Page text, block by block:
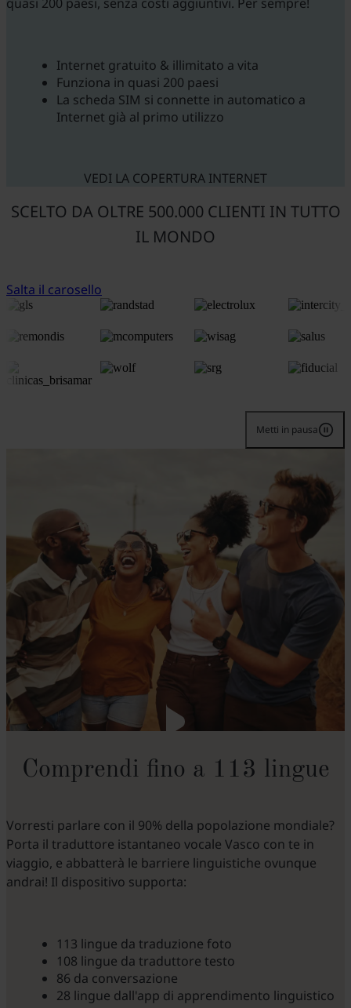
Internet gratuito & illimitato a vita
Funziona in quasi 200 paesi
La scheda SIM si connette in automatico a
Internet già al primo utilizzo
VEDI LA COPERTURA INTERNET
SCELTO DA OLTRE 500.000 CLIENTI IN TUTTO
IL MONDO
Salta il carosello
Metti in pausa
Comprendi fino a 113 lingue
Vorresti parlare con il 90% della popolazione mondiale?
Porta il traduttore istantaneo vocale Vasco con te in
viaggio, e abbatterà le barriere linguistiche ovunque
andrai! Il dispositivo supporta:
113 lingue da traduzione foto
108 lingue da traduttore testo
86 da conversazione
28 lingue dall'app di apprendimento linguistico